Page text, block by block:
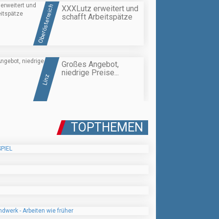
Oberösterreich
XXXLutz erweitert und
schafft Arbeitspätze
Linz
Großes Angebot,
niedrige Preise...
TOPTHEMEN